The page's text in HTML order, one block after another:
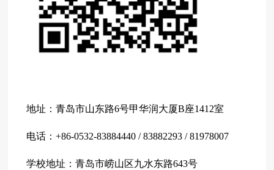
地址：青岛市山东路6号甲华润大厦B座1412室
电话：+86-0532-83884440 / 83882293 / 81978007
学校地址：青岛市崂山区九水东路643号